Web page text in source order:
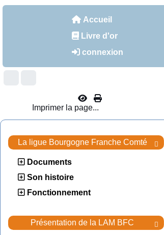
Accueil
Livre d'or
connexion
Imprimer la page...

La ligue Bourgogne Franche Comté
Documents
Son histoire
Fonctionnement

Présentation de la LAM BFC